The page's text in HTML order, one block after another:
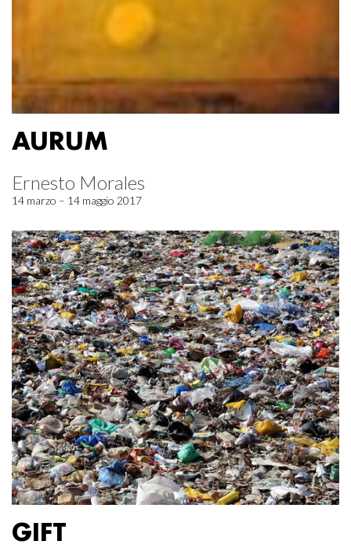
AURUM
Ernesto Morales
14 marzo – 14 maggio 2017
GIFT